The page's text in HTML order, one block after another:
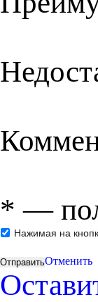
* —
Нажимая на
Отменить